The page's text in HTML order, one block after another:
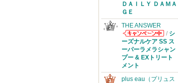
ＤＡＩＬＹ ＤＡＭＡ
ＧＥ
THE ANSWER
THE ANSWER
からのお知らせ
があります
/ シ
ーズナルケア SS ス
ーパーラメラシャン
プー & EXトリート
メント
plus eau（プリュス